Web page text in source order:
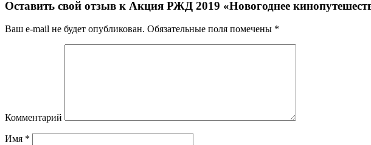
Оставить свой отзыв к Акция РЖД 2019 «Новогоднее
Ваш e-mail не будет опубликован. Обязательные поля помечены *
Комментарий
Имя *